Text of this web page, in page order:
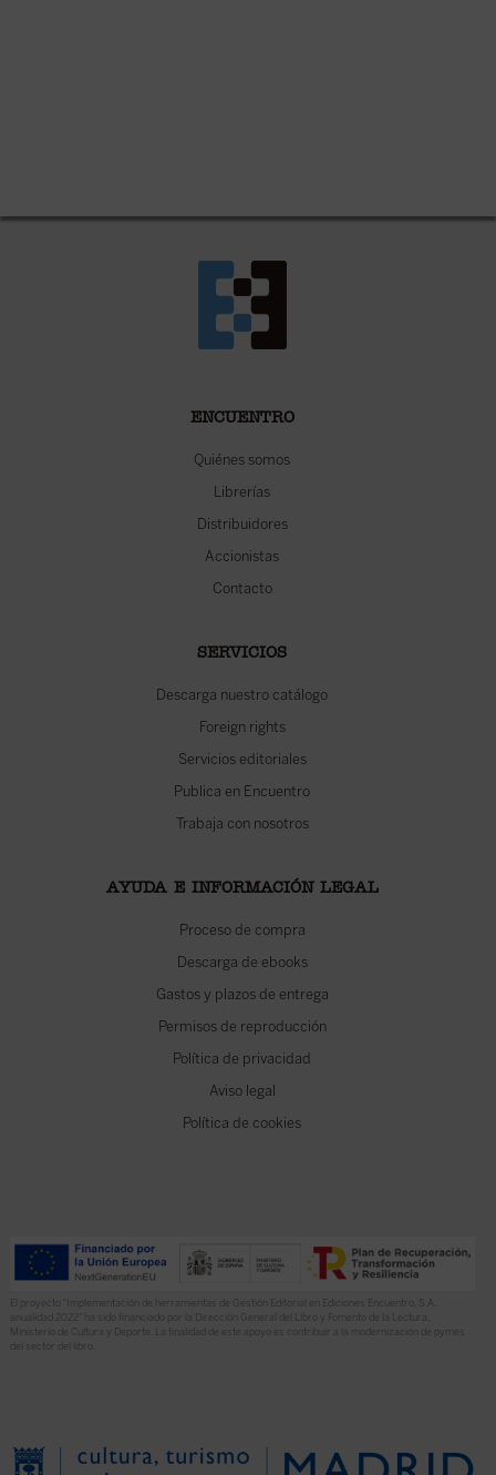
ENCUENTRO
Quiénes somos
Librerías
Distribuidores
Accionistas
Contacto
SERVICIOS
Descarga nuestro catálogo
Foreign rights
Servicios editoriales
Publica en Encuentro
Trabaja con nosotros
AYUDA E INFORMACIÓN LEGAL
Proceso de compra
Descarga de ebooks
Gastos y plazos de entrega
Permisos de reproducción
Política de privacidad
Aviso legal
Política de cookies
El proyecto “Implementación de herramientas de Gestión Editorial en Ediciones Encuentro, S.A.
anualidad 2022” ha sido financiado por la Dirección General del Libro y Fomento de la Lectura,
Ministerio de Cultura y Deporte. La finalidad de este apoyo es contribuir a la modernización de pymes
del sector del libro.